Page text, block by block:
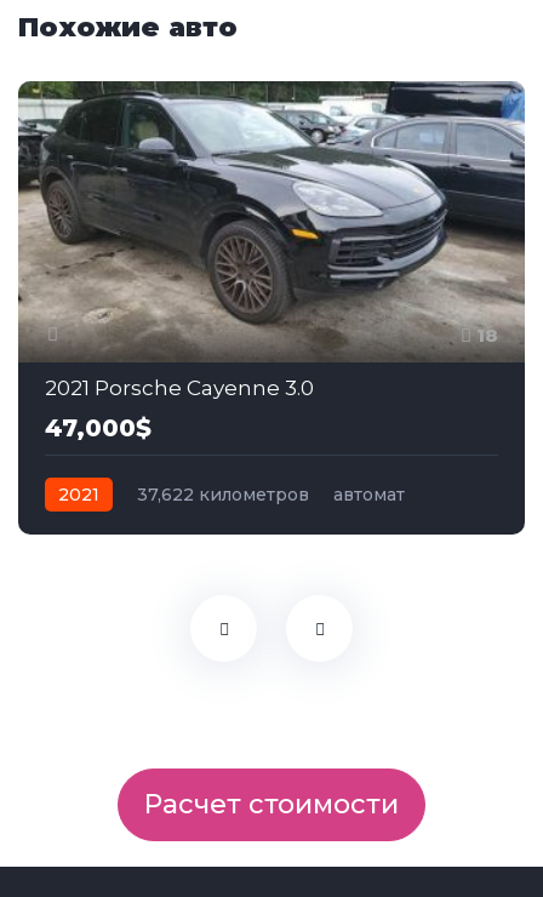
Похожие авто
18
2021 Porsche Cayenne 3.0
47,000$
2021 37,622 километров
автомат
Расчет стоимости